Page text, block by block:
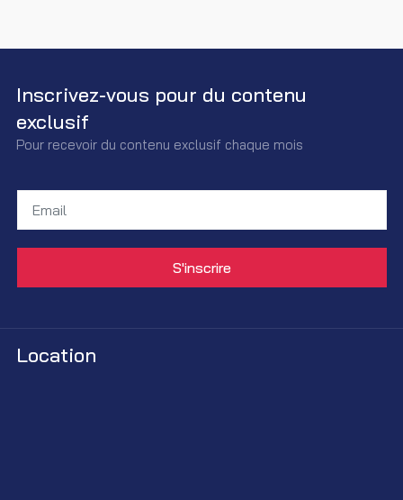
Inscrivez-vous pour du contenu
exclusif
Pour recevoir du contenu exclusif chaque mois
Location